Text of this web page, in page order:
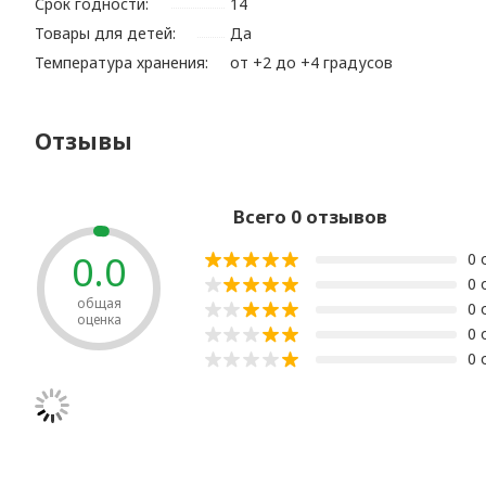
Товары для детей:
Да
Температура хранения:
от +2 до +4 градусов
Отзывы
0.0
общая
оценка
Всего 0 отзывов
0
0
0
0
0